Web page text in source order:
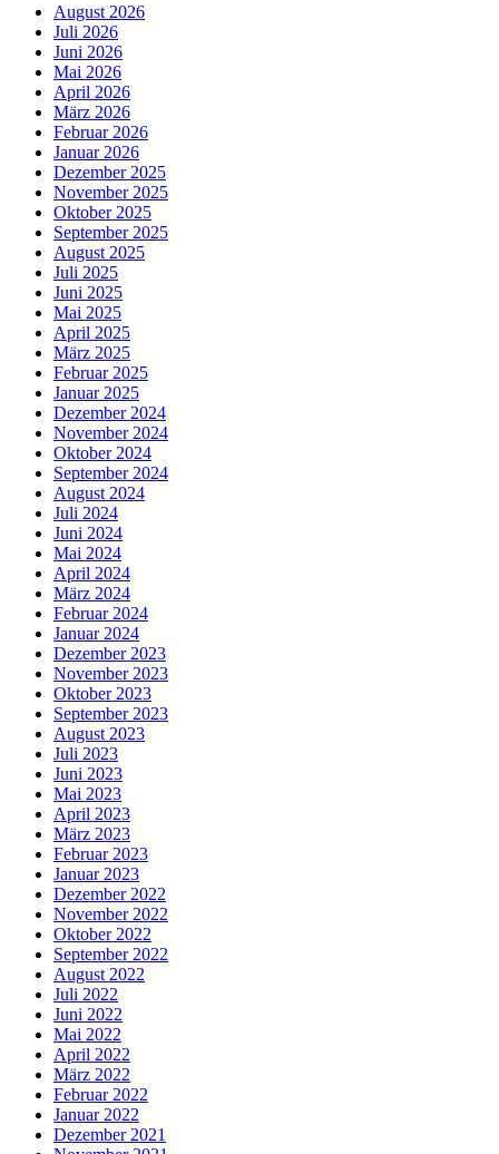
August 2026
Juli 2026
Juni 2026
Mai 2026
April 2026
März 2026
Februar 2026
Januar 2026
Dezember 2025
November 2025
Oktober 2025
September 2025
August 2025
Juli 2025
Juni 2025
Mai 2025
April 2025
März 2025
Februar 2025
Januar 2025
Dezember 2024
November 2024
Oktober 2024
September 2024
August 2024
Juli 2024
Juni 2024
Mai 2024
April 2024
März 2024
Februar 2024
Januar 2024
Dezember 2023
November 2023
Oktober 2023
September 2023
August 2023
Juli 2023
Juni 2023
Mai 2023
April 2023
März 2023
Februar 2023
Januar 2023
Dezember 2022
November 2022
Oktober 2022
September 2022
August 2022
Juli 2022
Juni 2022
Mai 2022
April 2022
März 2022
Februar 2022
Januar 2022
Dezember 2021